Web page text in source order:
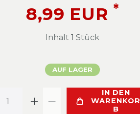
8,99 EUR *
Inhalt 1 Stück
AUF LAGER
IN DEN
WARENKOR
B